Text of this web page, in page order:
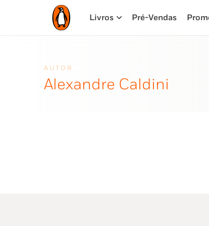
Livros Pré-Vendas
AUTOR
Alexandre Caldini